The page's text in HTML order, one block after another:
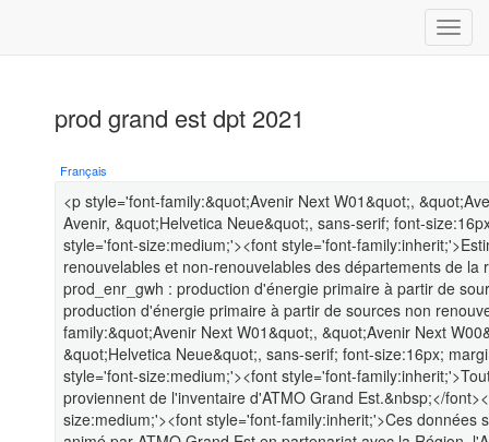
prod grand est dpt 2021
Français
<p style='font-family:&quot;Avenir Next W01&quot;,
Avenir, &quot;Helvetica Neue&quot;, sans-serif; font-
style='font-size:medium;'><font style='font-
renouvelables et non-renouvelables des départements de
prod_enr_gwh : production d'énergie primaire à partir de
production d'énergie primaire à partir de sources non
family:&quot;Avenir Next W01&quot;, &quot;Avenir Next
&quot;Helvetica Neue&quot;, sans-serif; font-size:16px;
style='font-size:medium;'><font style='font-
proviennent de l'inventaire d'ATMO Grand Est.&nbsp;</
size:medium;'><font style='font-family:inherit;'>Ces données